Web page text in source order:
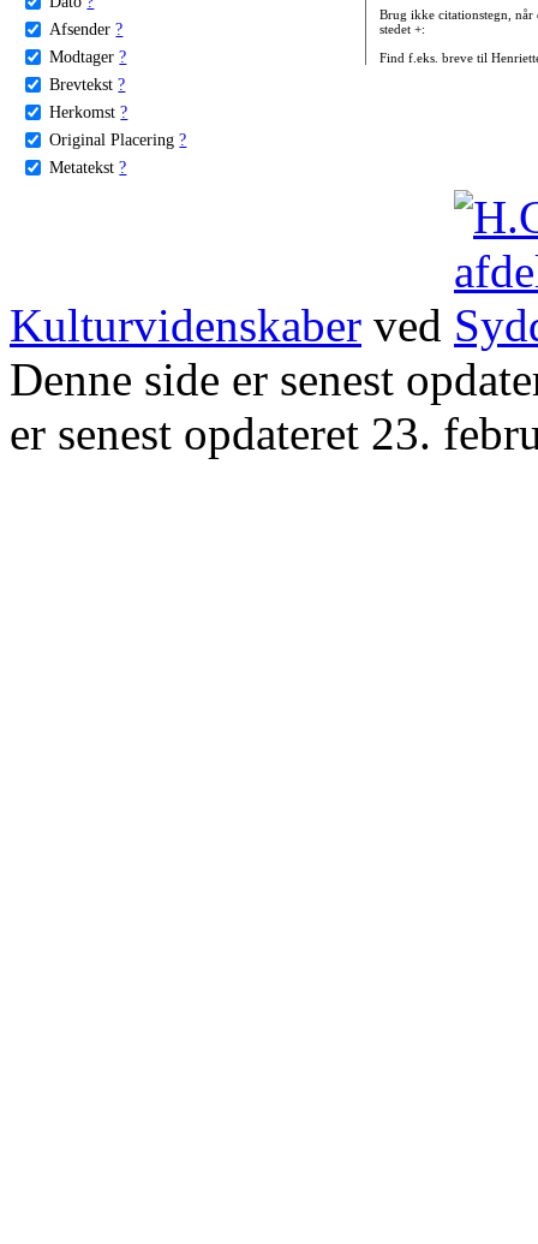
Afsender ?
Modtager ?
Brevtekst ?
Herkomst ?
Original Placering ?
Metatekst ?
Brug ikke citationstegn, når
stedet +:
Find f.eks. breve til
Kulturvidenskaber ved
Denne side er senest
er senest opdateret 23.